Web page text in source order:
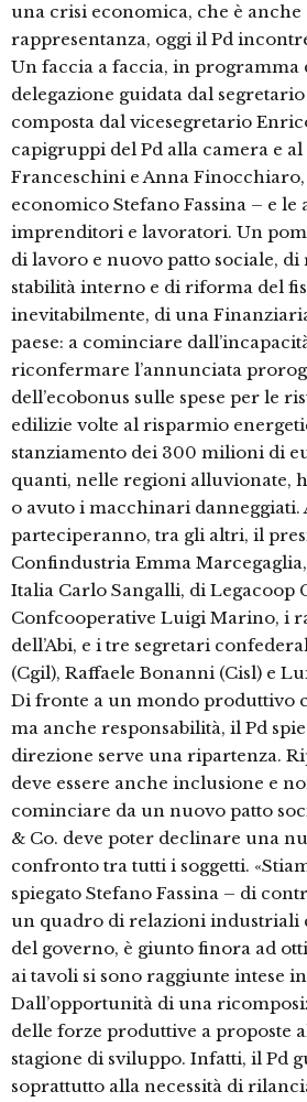
una crisi economica, che è anche
rappresentanza, oggi il Pd
Un faccia a faccia, in programma
delegazione guidata dal
composta dal vicesegretario
capigruppi del Pd alla camera e
Franceschini e Anna
economico Stefano Fassina – e le
imprenditori e lavoratori. Un
di lavoro e nuovo patto sociale,
stabilità interno e di riforma del
inevitabilmente, di una
paese: a cominciare
riconfermare l’annunciata
dell’ecobonus sulle spese per le
edilizie volte al risparmio
stanziamento dei 300 milioni di
quanti, nelle regioni alluvionate,
o avuto i macchinari danneggiati.
parteciperanno, tra gli altri, il
Confindustria Emma
Italia Carlo Sangalli, di Legacoop
Confcooperative Luigi Marino, i
dell’Abi, e i tre segretari
(Cgil), Raffaele Bonanni (Cisl) e
Di fronte a un mondo produttivo
ma anche responsabilità, il Pd
direzione serve una ripartenza.
deve essere anche inclusione e
cominciare da un nuovo patto
& Co. deve poter declinare una
confronto tra tutti i soggetti.
spiegato Stefano Fassina – di
un quadro di relazioni industriali
del governo, è giunto finora ad
ai tavoli si sono raggiunte intese
Dall’opportunità di una
delle forze produttive a proposte
stagione di sviluppo. Infatti, il Pd
soprattutto alla necessità di